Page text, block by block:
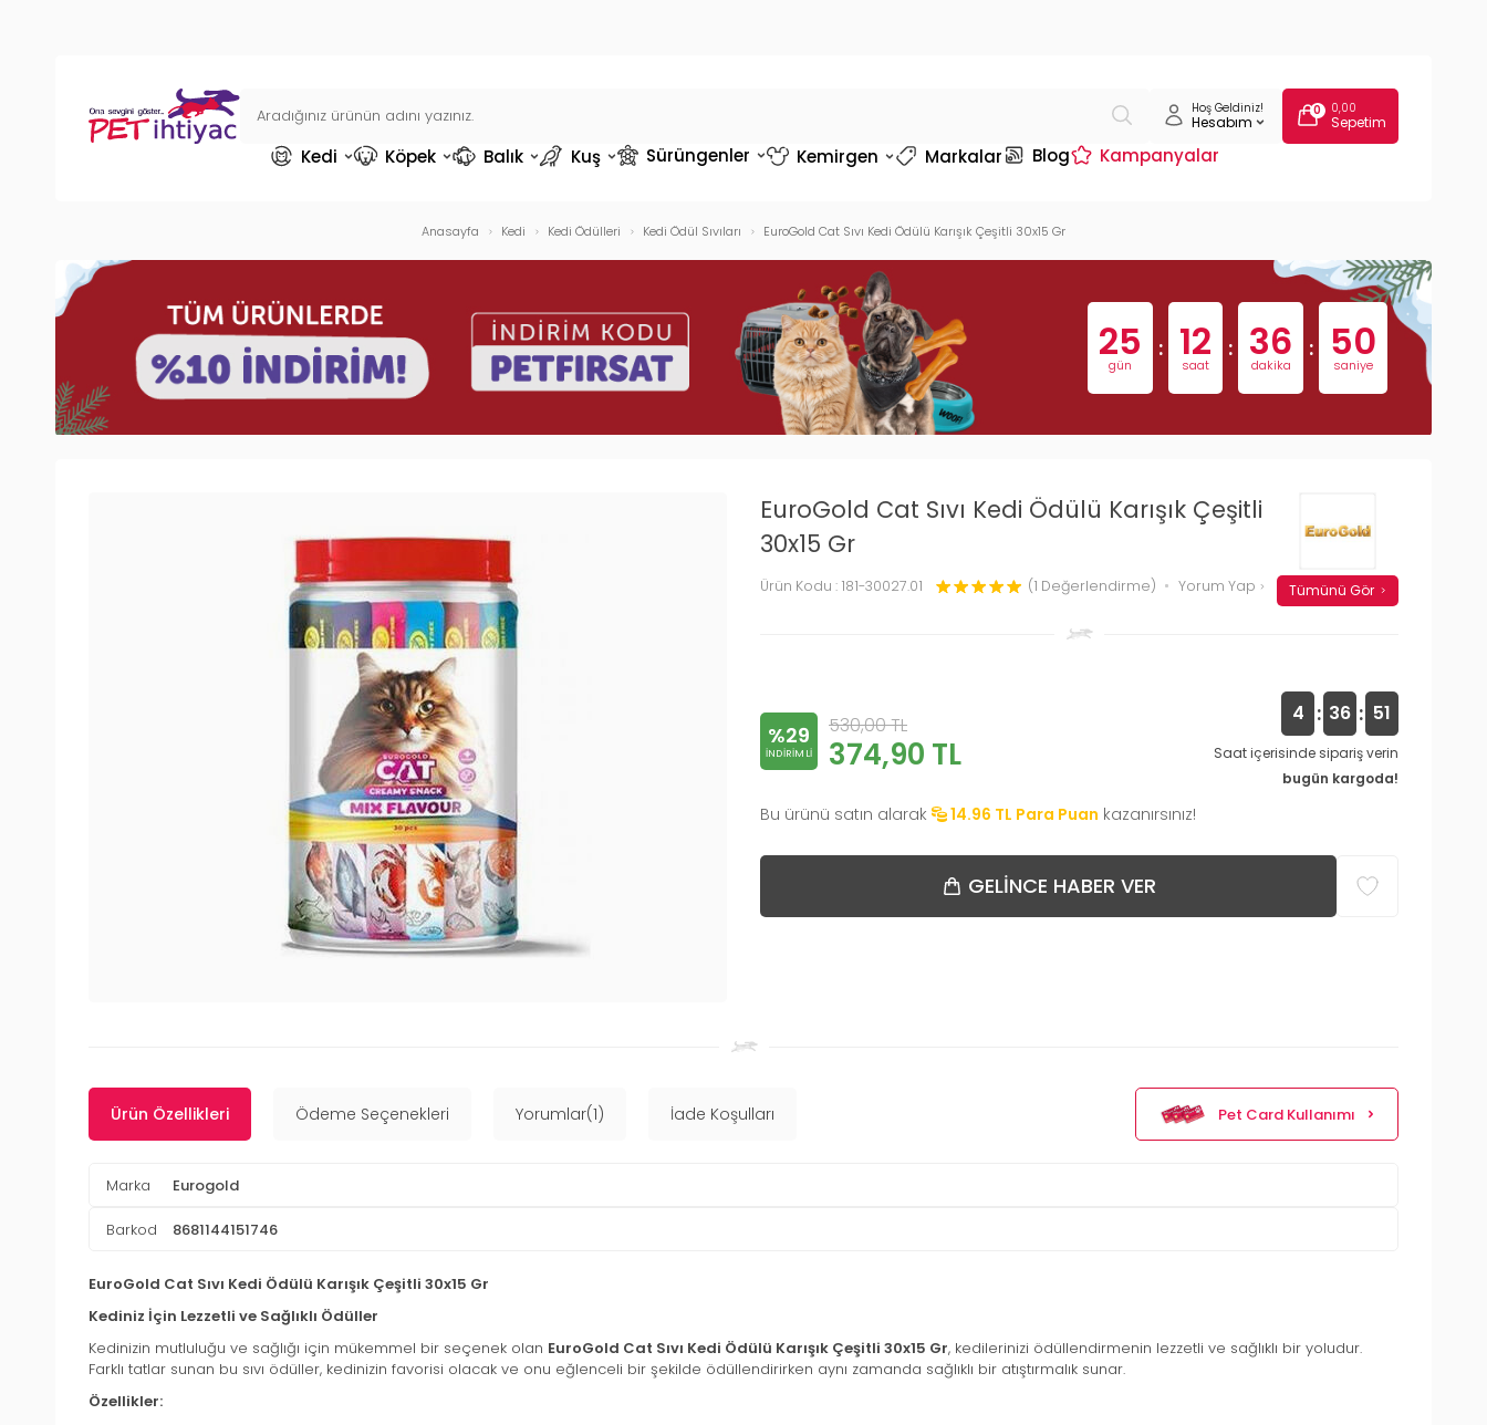
Hoş Geldiniz!
Hesabım
0 0,00
Sepetim
Kedi Köpek Balık Kuş Sürüngenler Kemirgen Markalar Blog Kampanyalar
Anasayfa Kedi Kedi Ödülleri Kedi Ödül Sıvıları EuroGold Cat Sıvı Kedi Ödülü Karışık Çeşitli 30x15 Gr
25
gün
: 12
saat
: 36
dakika
: 49
saniye
EuroGold Cat Sıvı Kedi Ödülü Karışık Çeşitli
30x15 Gr
Ürün Kodu : 181-30027.01 (1 Değerlendirme) Yorum Yap Tümünü Gör
%29
INDIRIMLI
530,00TL
374,90 TL
4 : 36 : 50
Saat içerisinde sipariş verin
bugün kargoda!
Bu ürünü satın alarak 14.96 TL Para Puan kazanırsınız!
GELINCE HABER VER
Ürün Özellikleri Ödeme Seçenekleri Yorumlar(1) İade Koşulları Pet Card Kullanımı
Marka Eurogold
Barkod 8681144151746
EuroGold Cat Sıvı Kedi Ödülü Karışık Çeşitli 30x15 Gr
Kediniz İçin Lezzetli ve Sağlıklı Ödüller
Kedinizin mutluluğu ve sağlığı için mükemmel bir seçenek olan EuroGold Cat Sıvı Kedi Ödülü Karışık Çeşitli 30x15 Gr, kedilerinizi ödüllendirmenin lezzetli ve sağlıklı bir yoludur.
Farklı tatlar sunan bu sıvı ödüller, kedinizin favorisi olacak ve onu eğlenceli bir şekilde ödüllendirirken aynı zamanda sağlıklı bir atıştırmalık sunar.
Özellikler: